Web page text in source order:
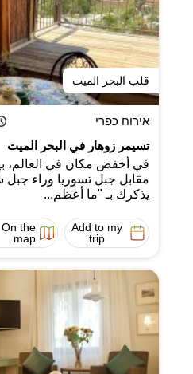
قلب البحر الميت
אירוח כפרי
تسيمر زوهار في البحر الميت
في أخفض مكان في العالم،
مقابل جبل تسوريا وراء
يذكرك بـ "ما أعظم...
Add to my
trip
On the
map